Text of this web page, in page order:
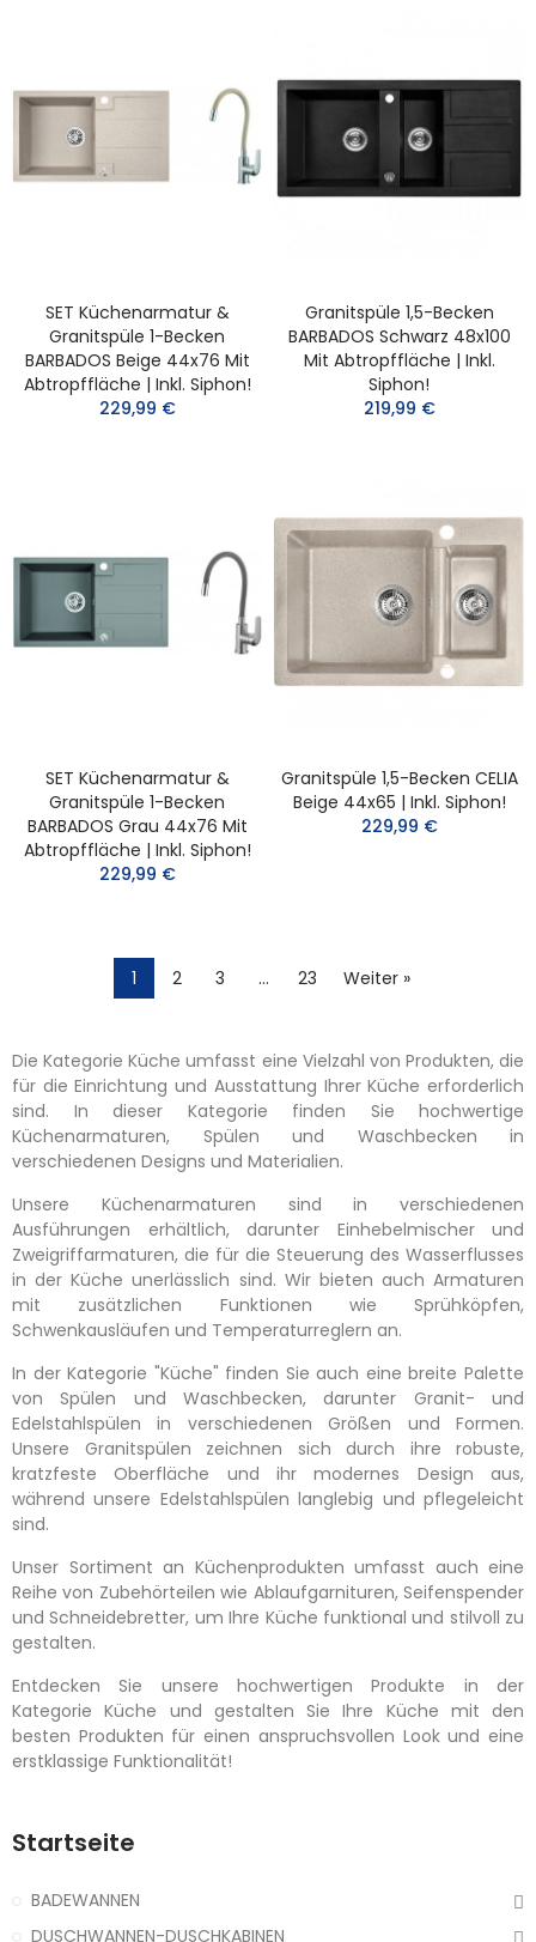
SET Küchenarmatur &
Granitspüle 1-Becken
BARBADOS Beige 44x76 Mit
Abtropffläche | Inkl. Siphon!
229,99 €
Granitspüle 1,5-Becken
BARBADOS Schwarz 48x100
Mit Abtropffläche | Inkl.
Siphon!
219,99 €
SET Küchenarmatur &
Granitspüle 1-Becken
BARBADOS Grau 44x76 Mit
Abtropffläche | Inkl. Siphon!
229,99 €
Granitspüle 1,5-Becken CELIA
Beige 44x65 | Inkl. Siphon!
229,99 €
1 2 3 … 23 Weiter »
Die Kategorie Küche umfasst eine Vielzahl von Produkten, die
für die Einrichtung und Ausstattung Ihrer Küche erforderlich
sind. In dieser Kategorie finden Sie hochwertige
Küchenarmaturen, Spülen und Waschbecken in
verschiedenen Designs und Materialien.
Unsere Küchenarmaturen sind in verschiedenen
Ausführungen erhältlich, darunter Einhebelmischer und
Zweigriffarmaturen, die für die Steuerung des Wasserflusses
in der Küche unerlässlich sind. Wir bieten auch Armaturen
mit zusätzlichen Funktionen wie Sprühköpfen,
Schwenkausläufen und Temperaturreglern an.
In der Kategorie "Küche" finden Sie auch eine breite Palette
von Spülen und Waschbecken, darunter Granit- und
Edelstahlspülen in verschiedenen Größen und Formen.
Unsere Granitspülen zeichnen sich durch ihre robuste,
kratzfeste Oberfläche und ihr modernes Design aus,
während unsere Edelstahlspülen langlebig und pflegeleicht
sind.
Unser Sortiment an Küchenprodukten umfasst auch eine
Reihe von Zubehörteilen wie Ablaufgarnituren, Seifenspender
und Schneidebretter, um Ihre Küche funktional und stilvoll zu
gestalten.
Entdecken Sie unsere hochwertigen Produkte in der
Kategorie Küche und gestalten Sie Ihre Küche mit den
besten Produkten für einen anspruchsvollen Look und eine
erstklassige Funktionalität!
Startseite
BADEWANNEN
DUSCHWANNEN-DUSCHKABINEN